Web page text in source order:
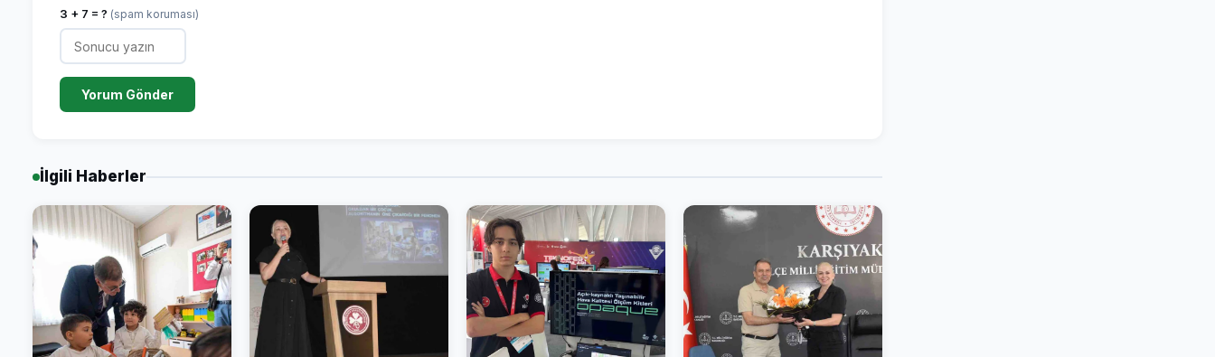
3 + 7 = ? (spam koruması)
Yorum Gönder
İlgili Haberler